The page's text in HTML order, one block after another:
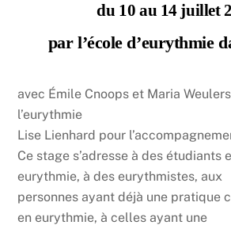
du 10 au 14 juillet
par l’école d’eurythmie
avec Émile Cnoops et Maria
l’eurythmie
Lise Lienhard pour
Ce stage s’adresse à des étudiants
eurythmie, à des eurythmistes, aux
personnes ayant déjà une pratique
en eurythmie, à celles ayant une